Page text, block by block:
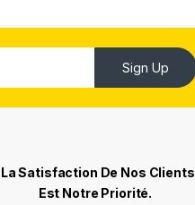
Sign Up
La Satisfaction De Nos Clients
Est Notre Priorité.